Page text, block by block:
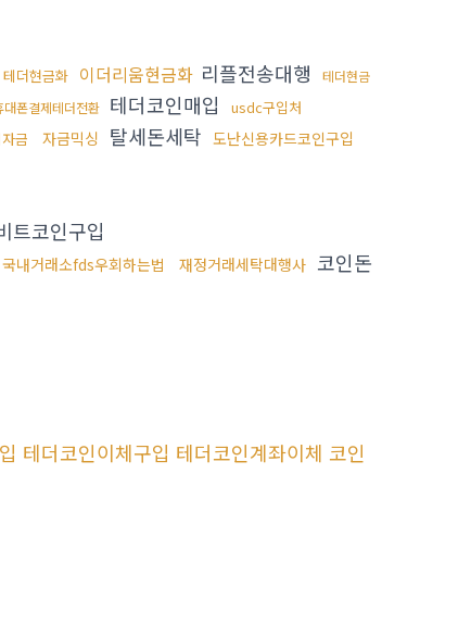
테더현금화 이더리움현금화 리플전송대행
테더현금
대폰결제테더전환 테더코인매입 usdc구입처
금 자금믹싱 탈세돈세탁 도난신용카드코인구입
트코인구입
국내거래소fds우회하는법 재정거래세탁대행사 코인돈
테더코인이체구입 테더코인계좌이체 코인